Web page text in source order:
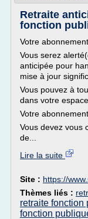
Retraite
fonction
Votre
Vous serez
anticipée pour
mise à jour
Vous pouvez à
dans votre
Votre
Vous devez vous
de...
Lire la suite
Site : https://
Thèmes liés :
retraite fonction
fonction